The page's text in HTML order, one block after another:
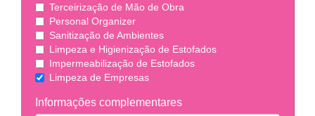
Terceirização de Mão de Obra
Personal Organizer
Sanitização de Ambientes
Limpeza e Higienização de Estofados
Impermeabilização de Estofados
Limpeza de Empresas
Informações complementares